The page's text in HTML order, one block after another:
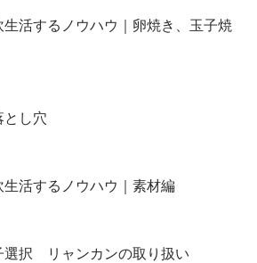
活するノウハウ｜卵焼き、玉子焼
とし穴
活するノウハウ｜素材編
選択 リャンカンの取り扱い